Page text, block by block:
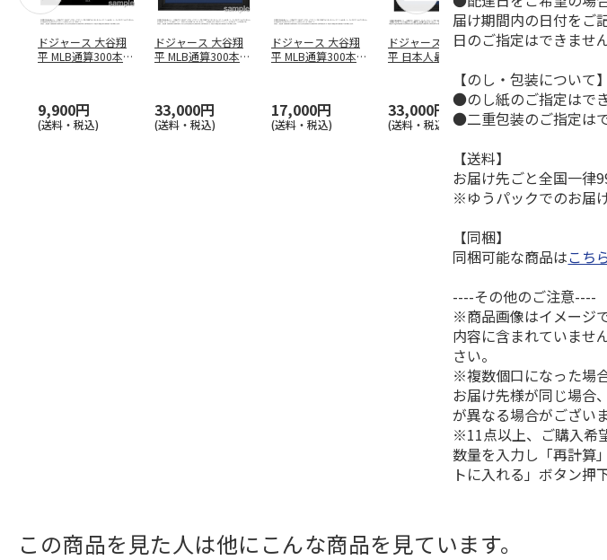
ドジャース 大谷翔
平 MLB通算300本塁
9,900円
(送料・税込)
ドジャース 大谷翔
平 MLB通算300本塁
33,000円
(送料・税込)
ドジャース 大谷翔
平 MLB通算300本塁
17,000円
(送料・税込)
ドジャース 大谷翔
平 日本人最多53試
合連続出塁記念 ダ
33,000円
(送料・税込)
MLB ドジャース 大
4月投手
33,000円
(送料・税込)
届け期間内の日付をご
日のご指定はできません
【のし・包装について】
●のし紙のご指定はで
●二重包装のご指定は
【送料】
お届け先ごと全国一律
※ゆうパックでのお届
【同梱】
同梱可能な商品はこち
----その他のご注意----
※商品画像はイメージ
内容に含まれていませ
さい。
※複数個口になった場
お届け先様が同じ場合
が異なる場合がござい
※11点以上、ご購入希
数量を入力し「再計算
トに入れる」ボタン押
この商品を見た人は他にこんな商品を見ています。